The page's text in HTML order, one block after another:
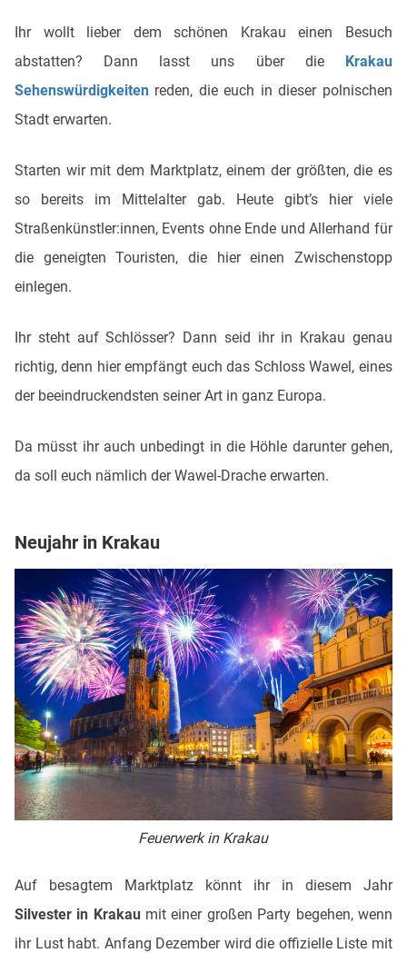
Ihr wollt lieber dem schönen Krakau einen Besuch
abstatten? Dann lasst uns über die Krakau
Sehenswürdigkeiten reden, die euch in dieser polnischen
Stadt erwarten.
Starten wir mit dem Marktplatz, einem der größten, die es
so bereits im Mittelalter gab. Heute gibt’s hier viele
Straßenkünstler:innen, Events ohne Ende und Allerhand für
die geneigten Touristen, die hier einen Zwischenstopp
einlegen.
Ihr steht auf Schlösser? Dann seid ihr in Krakau genau
richtig, denn hier empfängt euch das Schloss Wawel, eines
der beeindruckendsten seiner Art in ganz Europa.
Da müsst ihr auch unbedingt in die Höhle darunter gehen,
da soll euch nämlich der Wawel-Drache erwarten.
Neujahr in Krakau
Feuerwerk in Krakau
Auf besagtem Marktplatz könnt ihr in diesem Jahr
Silvester in Krakaumit einer großen Party begehen, wenn
ihr Lust habt. Anfang Dezember wird die offizielle Liste mit